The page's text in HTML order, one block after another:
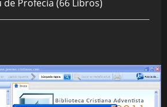
Profecía (66 Libros)